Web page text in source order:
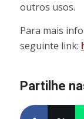
outros usos.
Para mais
seguinte link:
Partilhe